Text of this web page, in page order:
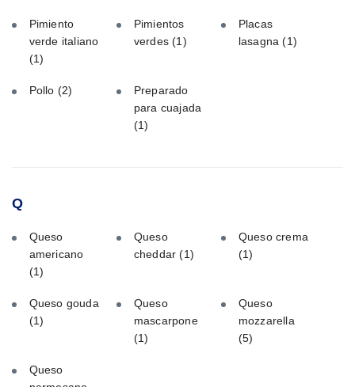
Pimiento
verde italiano
(1)
Pimientos
verdes(1)
Placas
lasagna(1)
Pollo (2)
Preparado
para cuajada
(1)
Q
Queso
americano
(1)
Queso
cheddar(1)
Queso crema
(1)
Queso gouda
(1)
Queso
mascarpone
(1)
Queso
mozzarella
(5)
Queso